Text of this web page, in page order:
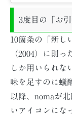
3度目の「お
10箇条の「新し
（2004）に則
しか用いられな
味を足すのに蟻
以降、nomaが
いアイコンにな